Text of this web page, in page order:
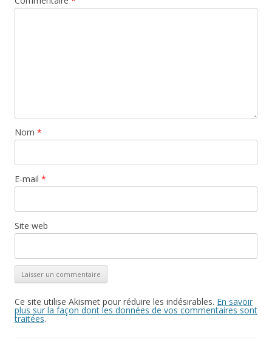
Nom *
E-mail *
Site web
Ce site utilise Akismet pour réduire les indésirables. En savoir
plus sur la façon dont les données de vos commentaires sont
traitées.